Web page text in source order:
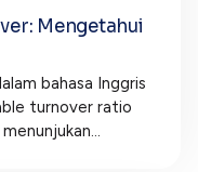
Mengetahui
bahasa Inggris
turnover ratio